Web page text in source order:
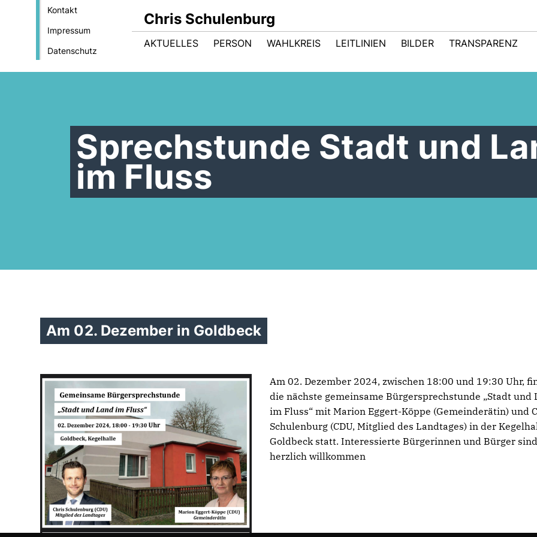
Kontakt
Impressum
Datenschutz
Chris Schulenburg
AKTUELLES PERSON WAHLKREIS LEITLINIEN BILDER TRANSPARENZ
Sprechstunde Stadt und
im Fluss
Am 02. Dezember in Goldbeck
Am 02. Dezember 2024, zwischen 18:00 und 19:30 Uhr,
die nächste gemeinsame Bürgersprechstunde „Stadt und
im Fluss“ mit Marion Eggert-Köppe (Gemeinderätin) und
Schulenburg (CDU, Mitglied des Landtages) in der
Goldbeck statt. Interessierte Bürgerinnen und Bürger
herzlich willkommen